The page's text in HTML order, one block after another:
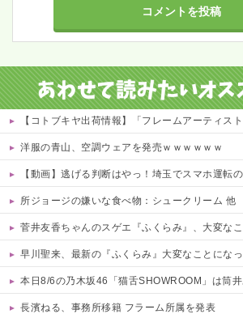
【コトブキヤ出荷情報】「フレームアーティスト 雪ミク」「創彩少女庭園 早乙女 瑠衣【桃桜高校
洋服の青山、空調ウェアを発売ｗｗｗｗｗｗ
【動画】逃げる判断はやっ！埼玉でスマホ運転のプリ
所ジョージの嫌いな食べ物：シュークリーム 他
菅井友香ちゃんのスゲエ『ふくらみ』、大変な
早川聖来、最新の『ふくらみ』大変なことにな
本日8/6の乃木坂46「猫舌SHOWROOM」は筒
長濱ねる、事務所移籍 フラーム所属を発表